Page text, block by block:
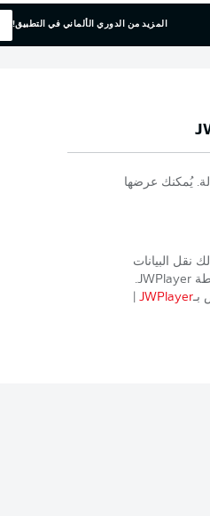
المزيد من الدوري الألماني في التطبيق!
يُمكنك عرضها
نقل البيانات
JWPlayer
.
بـJWPlayer